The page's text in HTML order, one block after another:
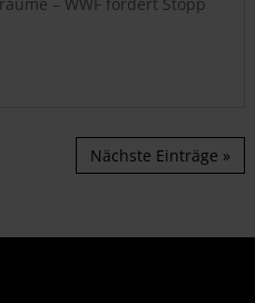
– WWF fordert Stopp
Nächste Einträge »